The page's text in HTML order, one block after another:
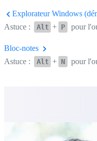
Explorateur Windows
Astuce :
Alt + P pour
Bloc-notes
Astuce :
Alt + N pour